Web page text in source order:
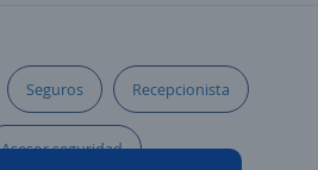
Seguros Recepcionista
Asesor seguridad